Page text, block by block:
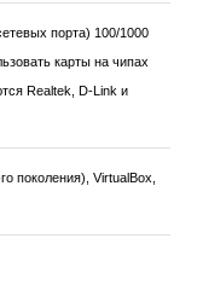
порта) 100/1000
карты на чипах
Realtek, D-Link и
поколения), VirtualBox,